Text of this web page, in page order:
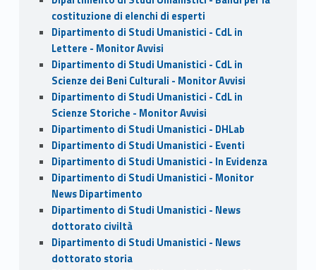
costituzione di elenchi di esperti
Dipartimento di Studi Umanistici - CdL in
Lettere - Monitor Avvisi
Dipartimento di Studi Umanistici - CdL in
Scienze dei Beni Culturali - Monitor Avvisi
Dipartimento di Studi Umanistici - CdL in
Scienze Storiche - Monitor Avvisi
Dipartimento di Studi Umanistici - DHLab
Dipartimento di Studi Umanistici - Eventi
Dipartimento di Studi Umanistici - In Evidenza
Dipartimento di Studi Umanistici - Monitor
News Dipartimento
Dipartimento di Studi Umanistici - News
dottorato civiltà
Dipartimento di Studi Umanistici - News
dottorato storia